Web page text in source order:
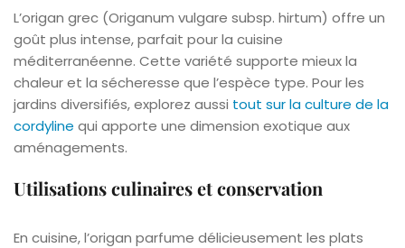
L’origan grec (Origanum vulgare subsp. hirtum) offre un
goût plus intense, parfait pour la cuisine
méditerranéenne. Cette variété supporte mieux la
chaleur et la sécheresse que l’espèce type. Pour les
jardins diversifiés, explorez aussi tout sur la culture de la
cordyline qui apporte une dimension exotique aux
aménagements.
Utilisations culinaires et conservation
En cuisine, l’origan parfume délicieusement les plats